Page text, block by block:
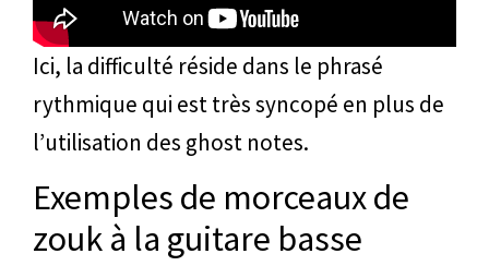
Ici, la difficulté réside dans le phrasé
rythmique qui est très syncopé en plus de
l’utilisation des ghost notes.
Exemples de morceaux de
zouk à la guitare basse